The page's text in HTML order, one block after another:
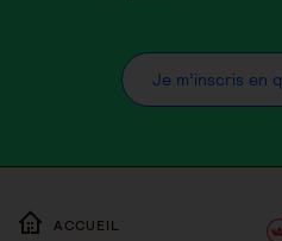
Je m’inscris en
ACCUEIL